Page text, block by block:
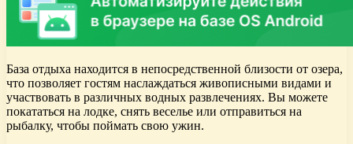
База отдыха находится в непосредственной близости от озера,
что позволяет гостям наслаждаться живописными видами и
участвовать в различных водных развлечениях. Вы можете
покататься на лодке, снять веселье или отправиться на
рыбалку, чтобы поймать свою ужин.